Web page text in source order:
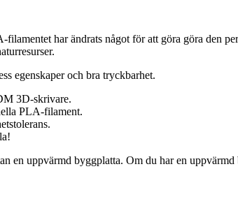
har ändrats något för att göra göra den
egenskaper och bra tryckbarhet.
3D-skrivare.
PLA-filament.
en uppvärmd byggplatta. Om du har en